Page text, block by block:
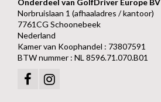
Onderdeel van GolfDriver Europe BV
Norbruislaan 1 (afhaaladres / kantoor)
7761CG Schoonebeek
Nederland
Kamer van Koophandel : 73807591
BTW nummer : NL 8596.71.070.B01